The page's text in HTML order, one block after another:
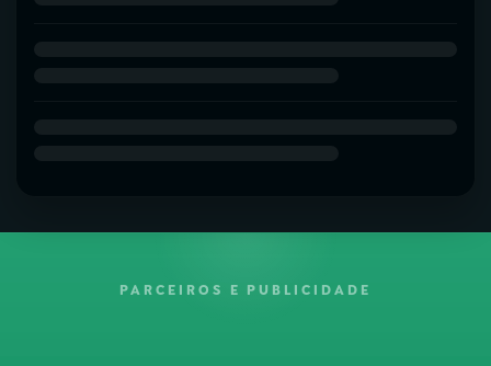
PARCEIROS E PUBLICIDADE